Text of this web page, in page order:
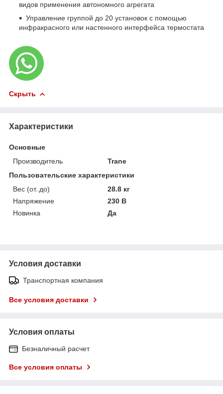
видов применения автономного агрегата
Управление группой до 20 установок с помощью
инфракрасного или настенного интерфейса термостата
Скрыть
Характеристики
Основные
Производитель
Trane
Пользовательские характеристики
Вес (от..до)
28.8 кг
Напряжение
230 В
Новинка
Да
Условия доставки
Транспортная компания
Все условия доставки
Условия оплаты
Безналичный расчет
Все условия оплаты